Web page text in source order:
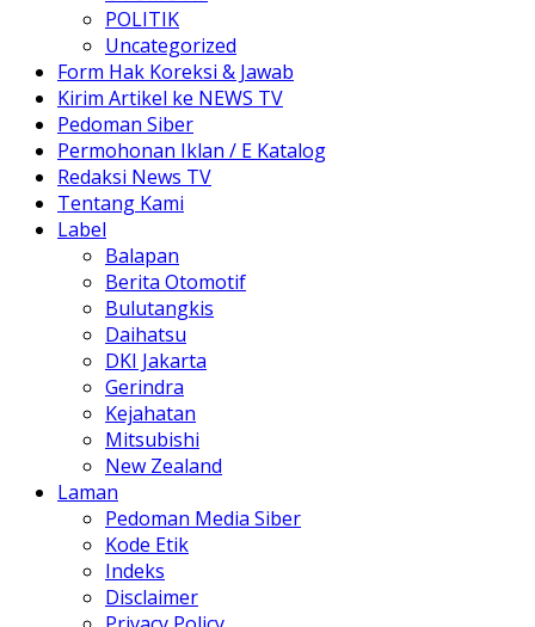
POLITIK
Uncategorized
Form Hak Koreksi & Jawab
Kirim Artikel ke NEWS TV
Pedoman Siber
Permohonan Iklan / E Katalog
Redaksi News TV
Tentang Kami
Label
Balapan
Berita Otomotif
Bulutangkis
Daihatsu
DKI Jakarta
Gerindra
Kejahatan
Mitsubishi
New Zealand
Laman
Pedoman Media Siber
Kode Etik
Indeks
Disclaimer